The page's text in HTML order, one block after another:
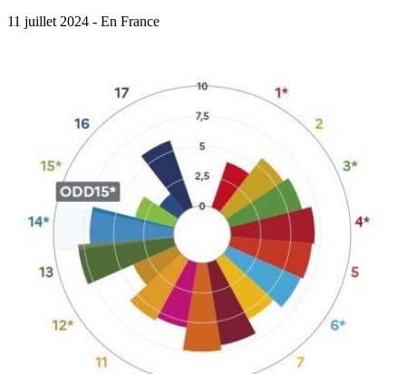
11 juillet 2024 - En France